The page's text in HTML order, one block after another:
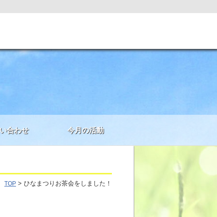
合わせ 今月の活動
TOP > ひなまつりお茶会をしました！